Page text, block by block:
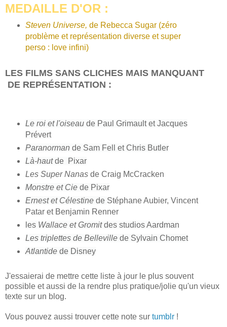
MEDAILLE D'OR :
Steven Universe, de Rebecca Sugar (zéro
problème et représentation diverse et super
perso : love infini)
LES FILMS SANS CLICHES MAIS MANQUANT
DE REPRÉSENTATION :
Le roi et l'oiseau de Paul Grimault et Jacques
Prévert
Paranorman de Sam Fell et Chris Butler
Là-hautde Pixar
Les Super Nanasde Craig McCracken
Monstre et Ciede Pixar
Ernest et Célestinede Stéphane Aubier, Vincent
Patar et Benjamin Renner
lesWallace et Gromitdes studios Aardman
Les triplettes de Bellevillede Sylvain Chomet
Atlantidede Disney
J'essaierai de mettre cette liste à jour le plus souvent
possible et aussi de la rendre plus pratique/jolie qu'un vieux
texte sur un blog.
Vous pouvez aussi trouver cette note sur tumblr !